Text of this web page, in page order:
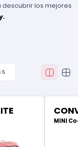
descubrir los mejores
5
MINI